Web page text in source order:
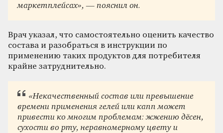
маркетплейсах», — пояснил он.
Врач указал, что самостоятельно оценить качество
состава и разобраться в инструкции по
применению таких продуктов для потребителя
крайне затруднительно.
«Некачественный состав или превышение
времени применения гелей или капп может
привести ко многим проблемам: жжению дёсен,
сухости во рту, неравномерному цвету и